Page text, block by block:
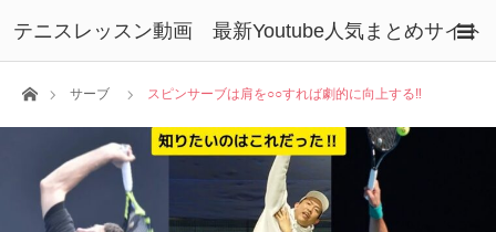
テニスレッスン動画 最新Youtube人気まとめサイト
ホームサーブ スピンサーブは肩を○○すれば劇的に向上する‼